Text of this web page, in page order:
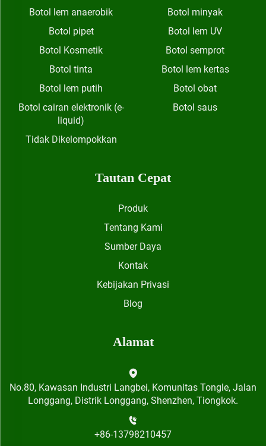
Botol lem anaerobik
Botol minyak
Botol pipet
Botol lem UV
Botol Kosmetik
Botol semprot
Botol tinta
Botol lem kertas
Botol lem putih
Botol obat
Botol cairan elektronik (e-
liquid)
Botol saus
Tidak Dikelompokkan
Tautan Cepat
Produk
Tentang Kami
Sumber Daya
Kontak
Kebijakan Privasi
Blog
Alamat
No.80, Kawasan Industri Langbei, Komunitas Tongle, Jalan
Longgang, Distrik Longgang, Shenzhen, Tiongkok.
+86-13798210457